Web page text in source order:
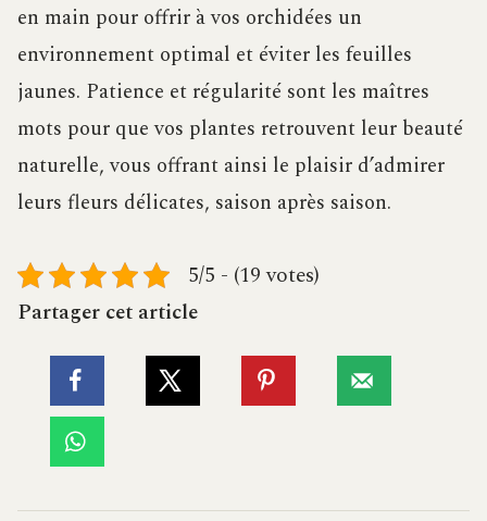
en main pour offrir à vos orchidées un
environnement optimal et éviter les feuilles
jaunes. Patience et régularité sont les maîtres
mots pour que vos plantes retrouvent leur beauté
naturelle, vous offrant ainsi le plaisir d’admirer
leurs fleurs délicates, saison après saison.
5/5 - (19 votes)
Partager cet article